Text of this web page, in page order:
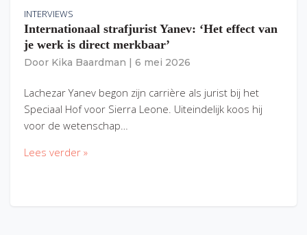
INTERVIEWS
Internationaal strafjurist Yanev: ‘Het effect van
je werk is direct merkbaar’
Door Kika Baardman 6 mei 2026
Lachezar Yanev begon zijn carrière als jurist bij het
Speciaal Hof voor Sierra Leone. Uiteindelijk koos hij
voor de wetenschap…
Lees verder »